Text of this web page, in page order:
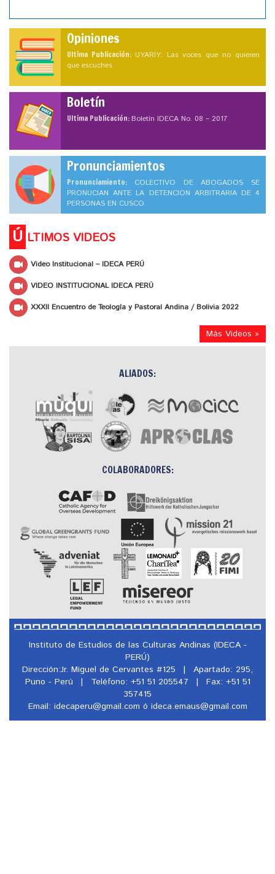
Opiniones
Ultima Publicación: UYARIY: Las voces que no quieren
que escuches
Boletín
Ultima Publicación:Boletín IDECA No. 08 – 2017
Pronunciamientos
Pronunciamiento: COLECTIVO DE ABOGADOS SE
PRONUCIAN ANTE LA DETENCION ARBITRARIA DE 4
PERSONAS EN CUSCO
Ú LTIMOS VIDEOS
Video Institucional – IDECA PERÚ
VIDEO INSTITUCIONAL IDECA PERÚ
XXXII Encuentro de Teología y Pastoral Andina / Bolivia 2022
Más Videos »
ALIADOS:
COLABORADORES:
Instituto de Estudios de las Culturas Andinas (IDECA -
PERÚ)
Dirección:Jr. Miguel de Cervantes #125
|
Apartado: 295,
Puno - Perú
| Teléfono: +51 51 205547 |
Fax: +51 51
357415
Email: idecaperu@gmail.com ó ideca.emaus@gmail.com